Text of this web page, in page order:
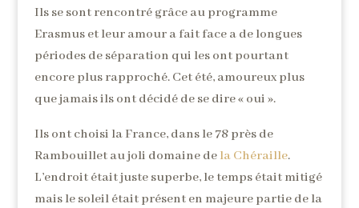
Ils se sont rencontré grâce au programme
Erasmus et leur amour a fait face a de longues
périodes de séparation qui les ont pourtant
encore plus rapproché. Cet été, amoureux plus
que jamais ils ont décidé de se dire « oui ».
Ils ont choisi la France, dans le 78 près de
Rambouillet au joli domaine dela Chéraille.
L’endroit était juste superbe, le temps était mitigé
mais le soleil était présent en majeure partie de la